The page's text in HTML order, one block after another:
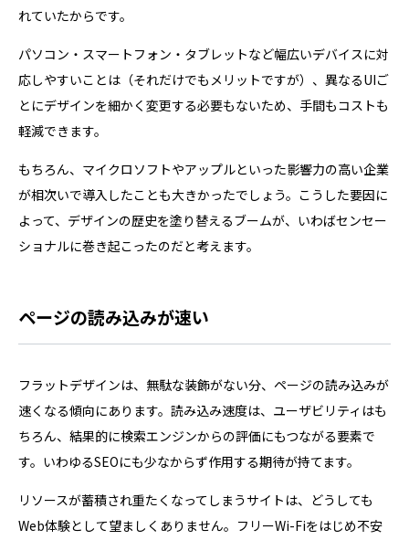
れていたからです。
パソコン・スマートフォン・タブレットなど幅広いデバイスに対
応しやすいことは（それだけでもメリットですが）、異なるUIご
とにデザインを細かく変更する必要もないため、手間もコストも
軽減できます。
もちろん、マイクロソフトやアップルといった影響力の高い企業
が相次いで導入したことも大きかったでしょう。こうした要因に
よって、デザインの歴史を塗り替えるブームが、いわばセンセー
ショナルに巻き起こったのだと考えます。
ページの読み込みが速い
フラットデザインは、無駄な装飾がない分、ページの読み込みが
速くなる傾向にあります。読み込み速度は、ユーザビリティはも
ちろん、結果的に検索エンジンからの評価にもつながる要素で
す。いわゆるSEOにも少なからず作用する期待が持てます。
リソースが蓄積され重たくなってしまうサイトは、どうしても
Web体験として望ましくありません。フリーWi-Fiをはじめ不安